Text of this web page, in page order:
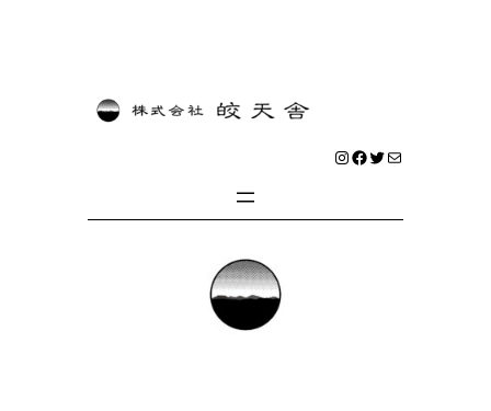
Instagram
Facebook
Twitter
メール